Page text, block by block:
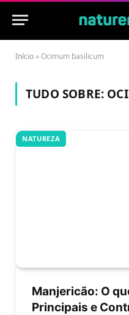
Início »Ocimum basilicum
TUDO SOBRE:
NATUREZA
Manjericão: O
Principais e